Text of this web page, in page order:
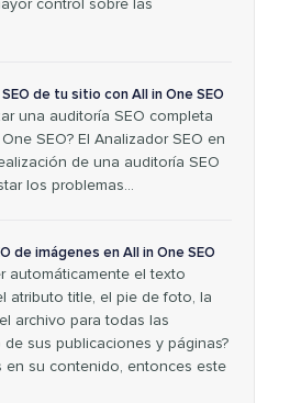
control sobre las
de tu sitio con All in One SEO
una auditoría SEO completa
SEO? El Analizador SEO en
de una auditoría SEO
los problemas...
de imágenes en All in One SEO
automáticamente el texto
atributo title, el pie de foto, la
archivo para todas las
sus publicaciones y páginas?
en su contenido, entonces este